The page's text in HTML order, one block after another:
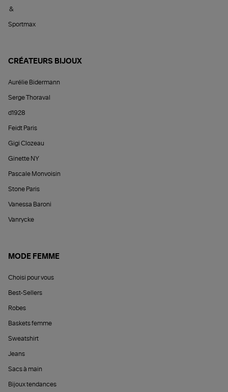
&
Sportmax
CRÉATEURS BIJOUX
Aurélie Bidermann
Serge Thoraval
d1928
Feidt Paris
Gigi Clozeau
Ginette NY
Pascale Monvoisin
Stone Paris
Vanessa Baroni
Vanrycke
MODE FEMME
Choisi pour vous
Best-Sellers
Robes
Baskets femme
Sweatshirt
Jeans
Sacs à main
Bijoux tendances